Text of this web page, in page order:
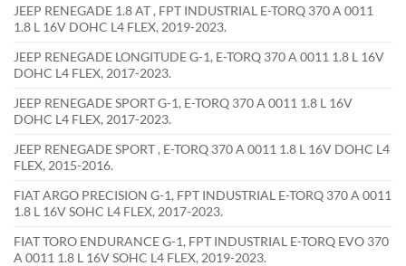
JEEP RENEGADE 1.8 AT , FPT INDUSTRIAL E-TORQ 370 A 0011
1.8 L 16V DOHC L4 FLEX, 2019-2023.
JEEP RENEGADE LONGITUDE G-1, E-TORQ 370 A 0011 1.8 L 16V
DOHC L4 FLEX, 2017-2023.
JEEP RENEGADE SPORT G-1, E-TORQ 370 A 0011 1.8 L 16V
DOHC L4 FLEX, 2017-2023.
JEEP RENEGADE SPORT , E-TORQ 370 A 0011 1.8 L 16V DOHC L4
FLEX, 2015-2016.
FIAT ARGO PRECISION G-1, FPT INDUSTRIAL E-TORQ 370 A 0011
1.8 L 16V SOHC L4 FLEX, 2017-2023.
FIAT TORO ENDURANCE G-1, FPT INDUSTRIAL E-TORQ EVO 370
A 0011 1.8 L 16V SOHC L4 FLEX, 2019-2023.